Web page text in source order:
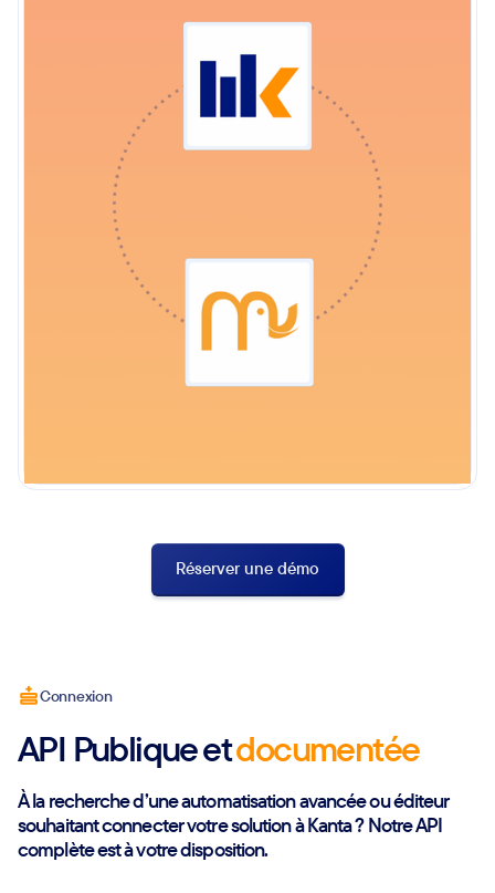
Réserver une démo
Connexion
API Publique etdocumentée
À la recherche d’une automatisation avancée ou éditeur
souhaitant connecter votre solution à Kanta ? Notre API
complète est à votre disposition.